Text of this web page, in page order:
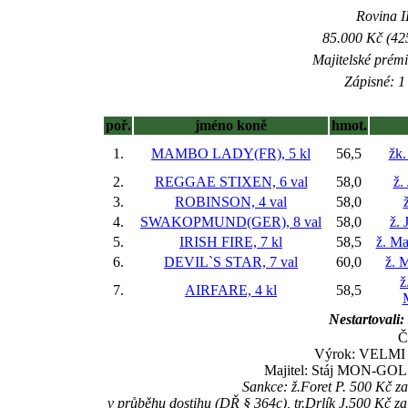
Rovina
85.000 Kč
Majitelské
Zápisné:
poř. jméno koně
hmot.
1.
MAMBO LADY(FR), 5 kl 56,5
2.
REGGAE STIXEN, 6 val 58,0
ž.
3.
ROBINSON, 4 val 58,0
4.
SWAKOPMUND(GER), 8 val 58,0
ž.
5.
IRISH FIRE, 7 kl 58,5
ž.
6.
DEVIL`S STAR, 7 val 60,0
ž.
7.
AIRFARE, 4 kl 58,5
Nestartovali:
Výrok: VELMI
Majitel: Stáj MON-GOL
Sankce: ž.Foret P. 500 Kč
v průběhu dostihu (DŘ § 364c), tr.Drlík J.500 Kč